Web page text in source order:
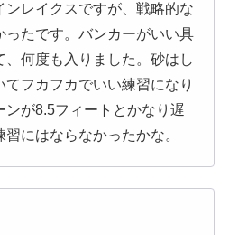
ンレイクスですが、戦略的な
ったです。バンカーがいい具
、何度も入りました。砂はし
てフカフカでいい練習になり
ンが8.5フィートとかなり遅
にはならなかったかな。